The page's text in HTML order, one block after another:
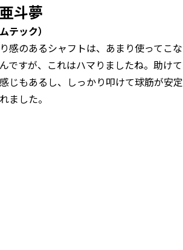
斗夢
テック）
感のあるシャフトは、あまり使ってこな
ですが、これはハマりましたね。助けて
じもあるし、しっかり叩けて球筋が安定
ました。